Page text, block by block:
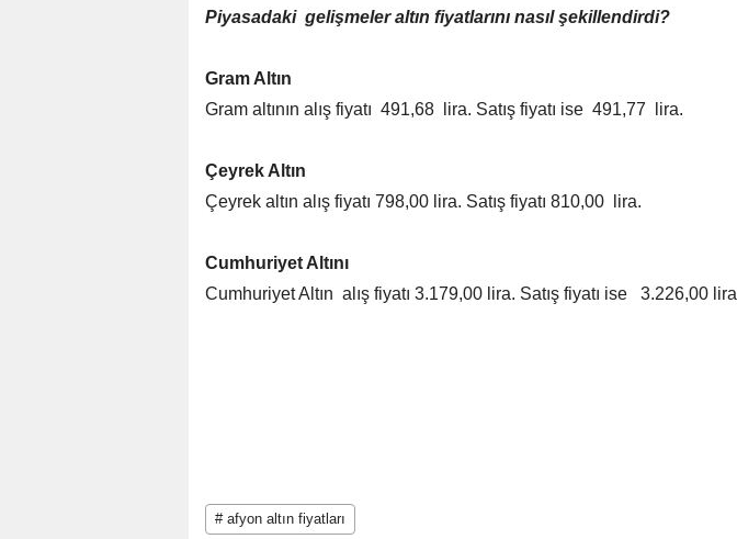
Piyasadaki gelişmeler altın fiyatlarını nasıl şekillendirdi?
Gram Altın
Gram altının alış fiyatı 491,68 lira. Satış fiyatı ise 491,77 lira.
Çeyrek Altın
Çeyrek altın alış fiyatı 798,00 lira. Satış fiyatı 810,00 lira.
​​Cumhuriyet Altını
Cumhuriyet Altın alış fiyatı 3.179,00 lira. Satış fiyatı ise 3.226,00 lira
# afyon altın fiyatları